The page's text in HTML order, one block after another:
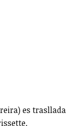
es